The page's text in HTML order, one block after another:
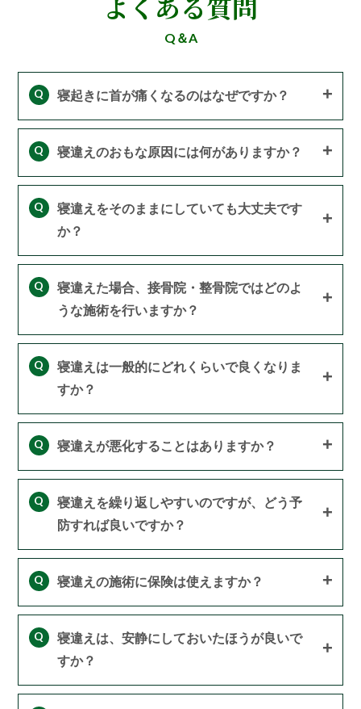
Q＆A
Q 寝起きに首が痛くなるのはなぜですか？
Q 寝違えのおもな原因には何がありますか？
Q
寝違えをそのままにしていても大丈夫です
か？
Q
寝違えた場合、接骨院・整骨院ではどのよ
うな施術を行いますか？
Q
寝違えは一般的にどれくらいで良くなりま
すか？
Q 寝違えが悪化することはありますか？
Q
寝違えを繰り返しやすいのですが、どう予
防すれば良いですか？
Q 寝違えの施術に保険は使えますか？
Q
寝違えは、安静にしておいたほうが良いで
すか？